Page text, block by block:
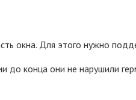
окна. Для этого нужно
конца они не нарушили